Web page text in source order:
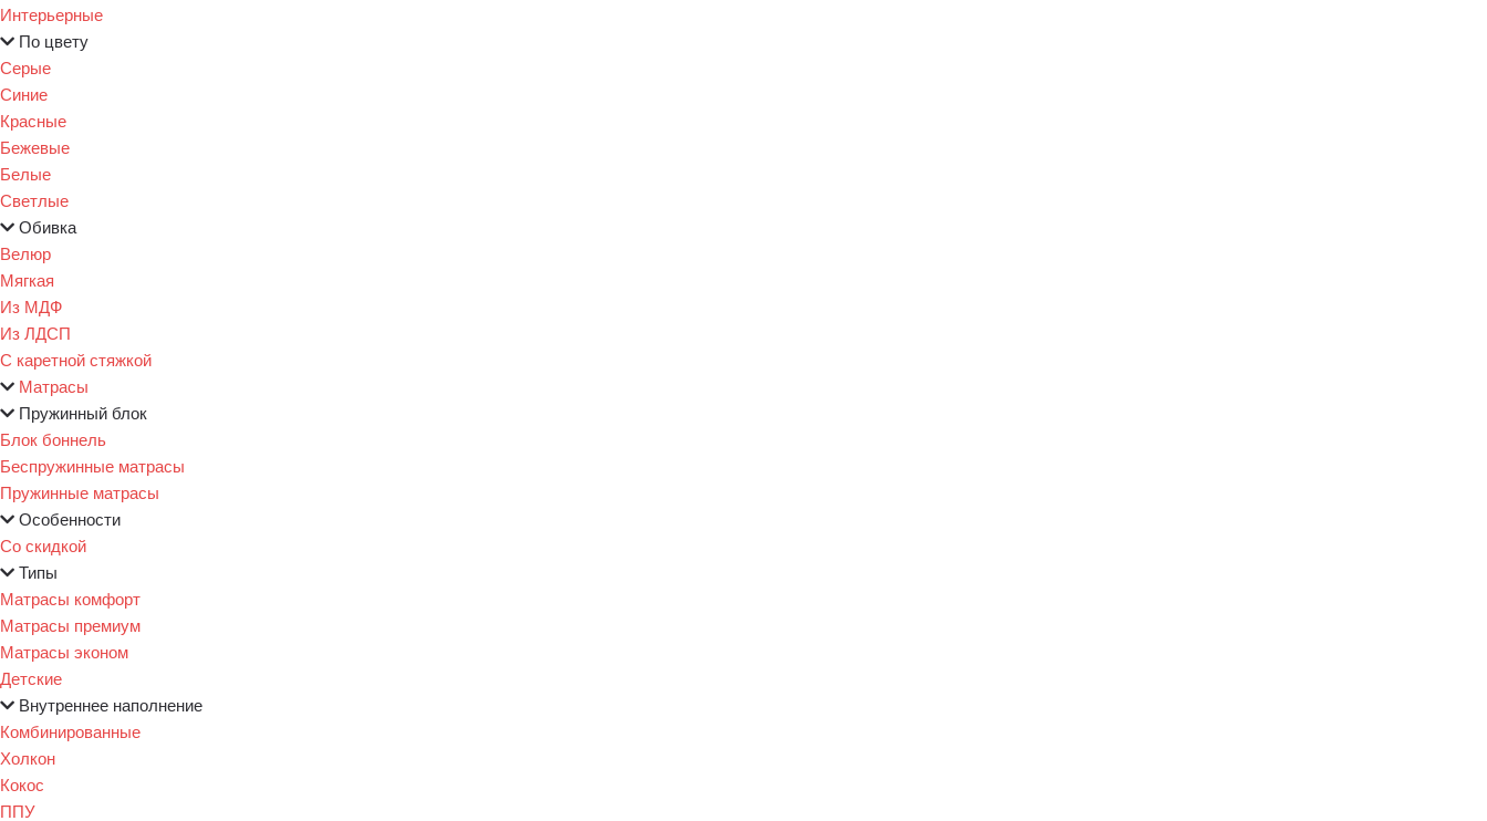
Интерьерные
По цвету
Серые
Синие
Красные
Бежевые
Белые
Светлые
Обивка
Велюр
Мягкая
Из МДФ
Из ЛДСП
С каретной стяжкой
Матрасы
Пружинный блок
Блок боннель
Беспружинные матрасы
Пружинные матрасы
Особенности
Со скидкой
Типы
Матрасы комфорт
Матрасы премиум
Матрасы эконом
Детские
Внутреннее наполнение
Комбинированные
Холкон
Кокос
ППУ